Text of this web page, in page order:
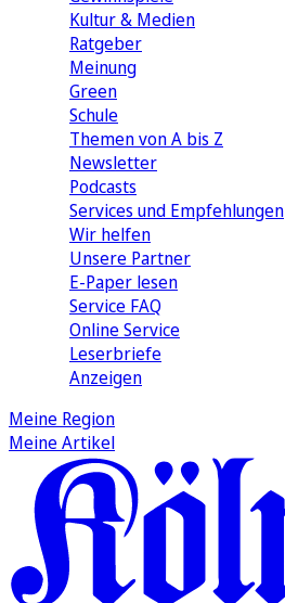
Kultur & Medien
Ratgeber
Meinung
Green
Schule
Themen von A bis Z
Newsletter
Podcasts
Services und Empfehlungen
Wir helfen
Unsere Partner
E-Paper lesen
Service FAQ
Online Service
Leserbriefe
Anzeigen
Meine Region
Meine Artikel